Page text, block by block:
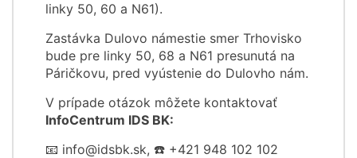
linky 50, 60 a N61).
Zastávka Dulovo námestie smer Trhovisko
bude pre linky 50, 68 a N61 presunutá na
Páričkovu, pred vyústenie do Dulovho nám.
V prípade otázok môžete kontaktovať
InfoCentrum IDS BK:
📧 info@idsbk.sk, ☎️ +421 948 102 102